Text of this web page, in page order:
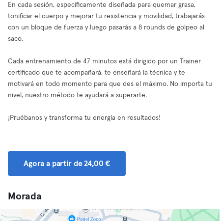
En cada sesión, específicamente diseñada para quemar grasa,
tonificar el cuerpo y mejorar tu resistencia y movilidad, trabajarás
con un bloque de fuerza y luego pasarás a 8 rounds de golpeo al
saco.
Cada entrenamiento de 47 minutos está dirigido por un Trainer
certificado que te acompañará, te enseñará la técnica y te
motivará en todo momento para que des el máximo. No importa tu
nivel, nuestro método te ayudará a superarte.
¡Pruébanos y transforma tu energía en resultados!
Agora a partir de 24,00 €
Morada